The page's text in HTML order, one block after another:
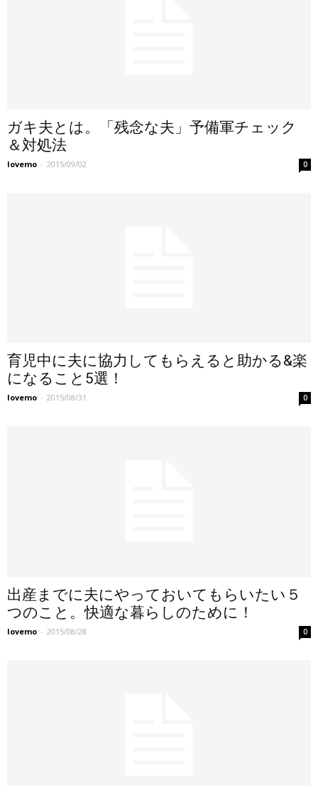
ガキ夫とは。「残念な夫」予備軍チェック
＆対処法
lovemo - 2015/09/02 0
育児中に夫に協力してもらえると助かる&楽
になること5選！
lovemo - 2015/08/31 0
出産までに夫にやっておいてもらいたい５
つのこと。快適な暮らしのために！
lovemo - 2015/08/28 0